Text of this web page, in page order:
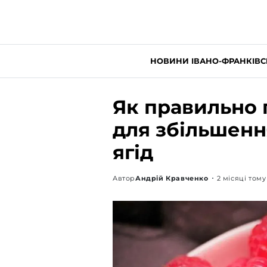
НОВИНИ ІВАНО-
Як правильно
для
ягід
АвторАндрій Кравченко 2 місяці